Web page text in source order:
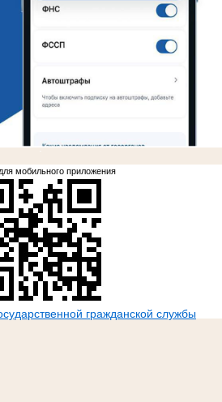
.
мобильного приложения
гражданской службы